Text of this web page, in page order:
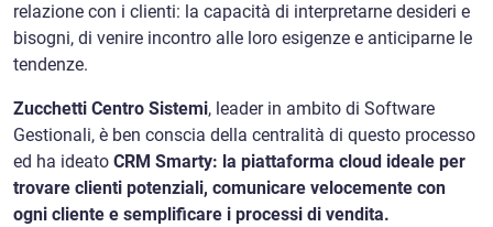
relazione con i clienti: la capacità di interpretarne desideri e
bisogni, di venire incontro alle loro esigenze e anticiparne le
tendenze.
Zucchetti Centro Sistemi, leader in ambito di Software
Gestionali, è ben conscia della centralità di questo processo
ed ha ideato CRM Smarty: la piattaforma cloud ideale per
trovare clienti potenziali, comunicare velocemente con
ogni cliente e semplificare i processi di vendita.